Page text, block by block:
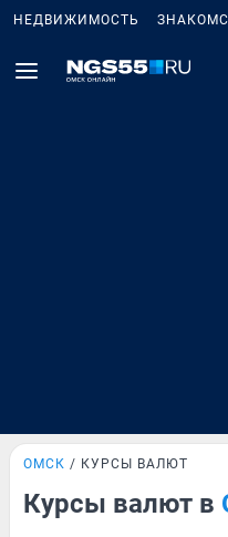
НЕДВИЖИМОСТЬ
ОМСК КУРСЫ ВАЛЮТ
Курсы валют в